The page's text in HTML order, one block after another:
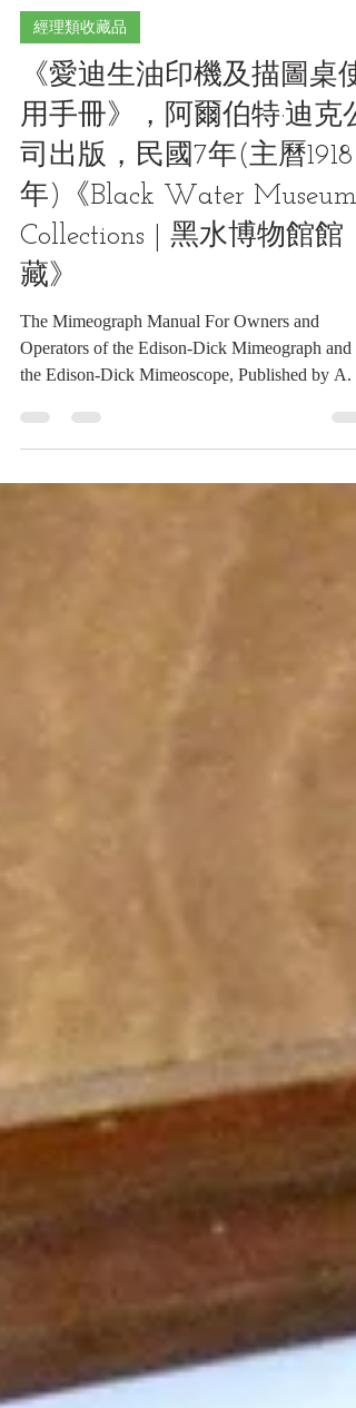
2023年6月23日
經理類收藏品
《愛迪生油印機及描圖桌使
用手冊》，阿爾伯特·迪克公
司出版，民國7年(主曆1918
年)《Black Water Museum
Collections | 黑水博物館館
藏》
The Mimeograph Manual For Owners and
the Edison-Dick Mimeoscope, Published by A.
Dick...